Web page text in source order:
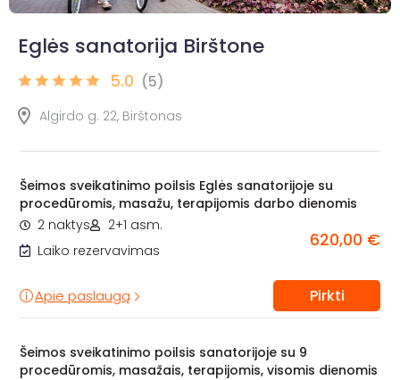
Eglės sanatorija Birštone
5.0 (5)
Algirdo g. 22, Birštonas
Šeimos sveikatinimo poilsis Eglės sanatorijoje su
procedūromis, masažu, terapijomis darbo dienomis
2 naktys
2+1 asm.
Laiko rezervavimas
620,00 €
Apie paslaugą Pirkti
Šeimos sveikatinimo poilsis sanatorijoje su 9
procedūromis, masažais, terapijomis, visomis dienomis